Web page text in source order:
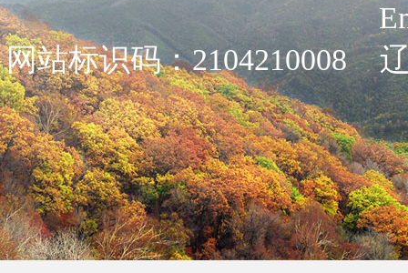
网站标识码：2104210008